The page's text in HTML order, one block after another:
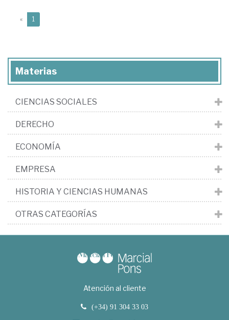
« 1
Materias
CIENCIAS SOCIALES
DERECHO
ECONOMÍA
EMPRESA
HISTORIA Y CIENCIAS HUMANAS
OTRAS CATEGORÍAS
Atención al cliente
(+34) 91 304 33 03